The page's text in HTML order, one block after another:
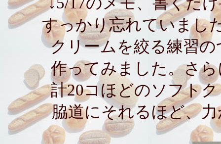
すっかり忘れていまし
クリームを絞る練習
作ってみました。さ
計20コほどのソフト
脇道にそれるほど、